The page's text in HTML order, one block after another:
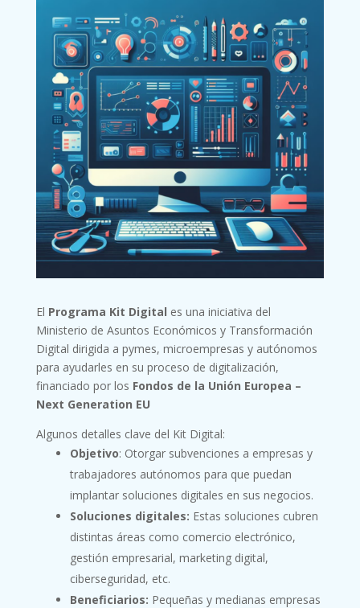
El Programa Kit Digital es una iniciativa del
Ministerio de Asuntos Económicos y Transformación
Digital dirigida a pymes, microempresas y autónomos
para ayudarles en su proceso de digitalización,
financiado por los Fondos de la Unión Europea –
Next Generation EU
Algunos detalles clave del Kit Digital:
Objetivo: Otorgar subvenciones a empresas y
trabajadores autónomos para que puedan
implantar soluciones digitales en sus negocios.
Soluciones digitales: Estas soluciones cubren
distintas áreas como comercio electrónico,
gestión empresarial, marketing digital,
ciberseguridad, etc.
Beneficiarios: Pequeñas y medianas empresas